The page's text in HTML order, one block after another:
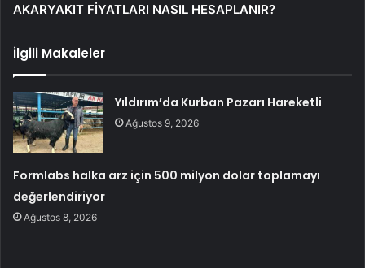
AKARYAKIT FİYATLARI NASIL HESAPLANIR?
İlgili Makaleler
Yıldırım’da Kurban Pazarı Hareketli
Ağustos 9, 2026
Formlabs halka arz için 500 milyon dolar toplamayı
değerlendiriyor
Ağustos 8, 2026